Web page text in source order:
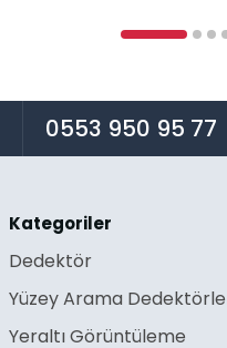
0553 950 95 77
Kategoriler
Dedektör
Yüzey Arama
Yeraltı Görüntüleme